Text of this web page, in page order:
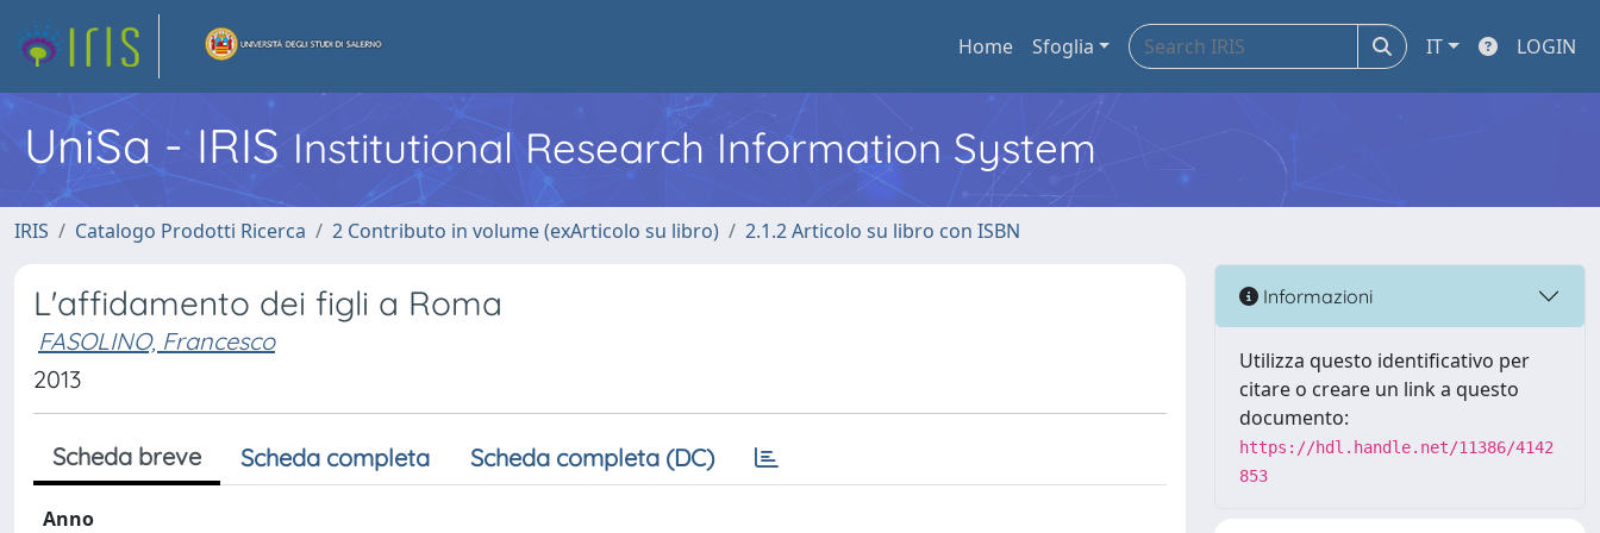
Home Sfoglia IT LOGIN
UniSa - IRIS Institutional Research Information System
IRIS Catalogo Prodotti Ricerca 2 Contributo in volume (exArticolo su libro) 2.1.2 Articolo su libro con ISBN
L'affidamento dei figli a Roma
FASOLINO, Francesco
2013
Scheda breve Scheda completa Scheda completa (DC)
Anno
Informazioni
Utilizza questo identificativo per
citare o creare un link a questo
documento:
https://hdl.handle.net/11386/4142
853